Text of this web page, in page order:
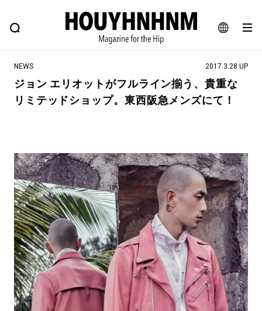
JA
EN
FEATURE BLOG SNAP
ヒップなファッション、カルチャー、ライフスタイルWEBマガジン
#NEW VINTAGE #マイナーグッド図鑑
#路地裏てぃーん。 #MONTHLY JOURNAL
#GH 銘品の所以 #フイナムのYouTube
#Commune H #FOCUS IT #AH.H
#ととけん #FASHION #MUSIC #MOVIE
#LIFESTYLE #SNEAKER #OUTDOOR
#SPORTS #HANDSOME HANDBOOK
NEWS 2017.3.28 UP
ジョン エリオットがフルライン揃う、貴重な
リミテッドショップ。東西阪急メンズにて！